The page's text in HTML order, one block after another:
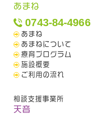
あまね
0743-84-4966
あまね
あまねについて
療育プログラム
施設概要
ご利用の流れ
相談支援事業所
天音